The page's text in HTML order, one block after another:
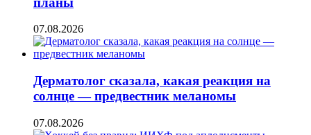
07.08.2026
Дерматолог сказала, какая реакция на
солнце — предвестник меланомы
07.08.2026